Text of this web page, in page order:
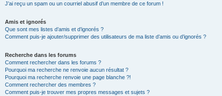
J’ai reçu un spam ou un courriel abusif d’un membre de ce forum !
Amis et ignorés
Que sont mes listes d’amis et d’ignorés ?
Comment puis-je ajouter/supprimer des utilisateurs de ma liste d’amis ou d’ignorés ?
Recherche dans les forums
Comment rechercher dans les forums ?
Pourquoi ma recherche ne renvoie aucun résultat ?
Pourquoi ma recherche renvoie une page blanche ?!
Comment rechercher des membres ?
Comment puis-je trouver mes propres messages et sujets ?